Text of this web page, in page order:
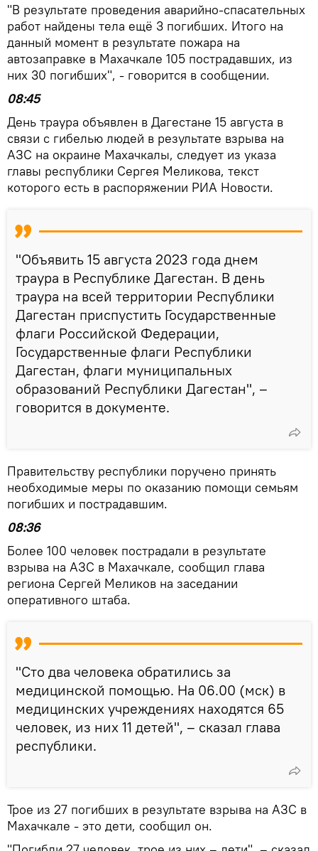
"В результате проведения аварийно-спасательных
работ найдены тела ещё 3 погибших. Итого на
данный момент в результате пожара на
автозаправке в Махачкале 105 пострадавших, из
них 30 погибших", - говорится в сообщении.
08:45
День траура объявлен в Дагестане 15 августа в
связи с гибелью людей в результате взрыва на
АЗС на окраине Махачкалы, следует из указа
главы республики Сергея Меликова, текст
которого есть в распоряжении РИА Новости.
"Объявить 15 августа 2023 года днем
траура в Республике Дагестан. В день
траура на всей территории Республики
Дагестан приспустить Государственные
флаги Российской Федерации,
Государственные флаги Республики
Дагестан, флаги муниципальных
образований Республики Дагестан", –
говорится в документе.
Правительству республики поручено принять
необходимые меры по оказанию помощи семьям
погибших и пострадавшим.
08:36
Более 100 человек пострадали в результате
взрыва на АЗС в Махачкале, сообщил глава
региона Сергей Меликов на заседании
оперативного штаба.
"Сто два человека обратились за
медицинской помощью. На 06.00 (мск) в
медицинских учреждениях находятся 65
человек, из них 11 детей", – сказал глава
республики.
Трое из 27 погибших в результате взрыва на АЗС в
Махачкале - это дети, сообщил он.